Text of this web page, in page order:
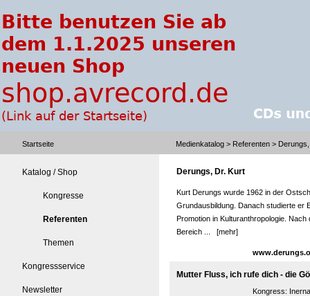
Startseite Medienkatalog > Referenten >
Katalog / Shop
Kongresse
Referenten
Themen
Kongressservice
Newsletter
Derungs, Dr. Kurt
Kurt Derungs wurde 1962 in der
Grundausbildung. Danach studierte er
Promotion in Kulturanthropologie.
Bereich ... [mehr]
Mutter Fluss, ich rufe dich - die
Kongress: